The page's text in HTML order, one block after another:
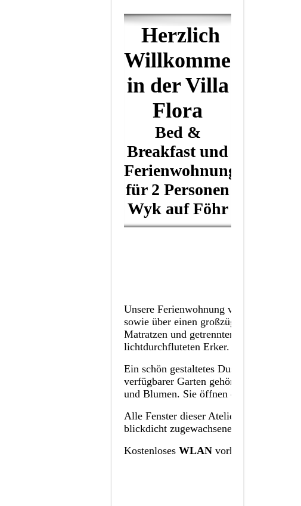
Herzlich
Willkommen
in der Villa
Flora
Bed &
Breakfast und
Ferienwohnung
für 2 Personen
Wyk auf Föhr
Unsere Ferienwohnung verfügt über
sowie über einen großzügigen
Matratzen und getrennten Lattenrosten
lichtdurchfluteten Erker.
Ein schön gestaltetes Duschbad mit
verfügbarer Garten gehört - mit
und Blumen. Sie öffnen die
Alle Fenster dieser Atelierwohnung,
blickdicht zugewachsenen Garten.
Kostenloses WLAN vorhanden.